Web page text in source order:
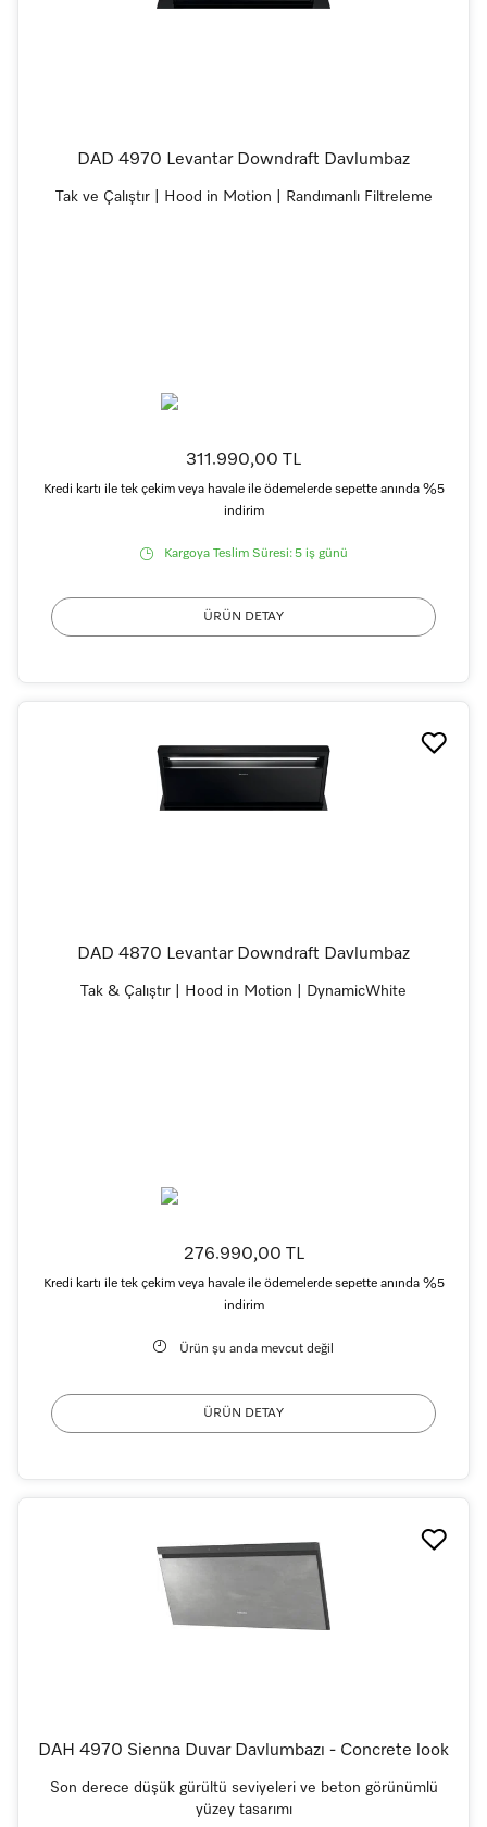
DAD 4970 Levantar Downdraft Davlumbaz
Tak ve Çalıştır | Hood in Motion | Randımanlı Filtreleme
311.990,00 TL
Kredi kartı ile tek çekim veya havale ile ödemelerde sepette anında %5
indirim
Kargoya Teslim Süresi: 5 iş günü
ÜRÜN DETAY
DAD 4870 Levantar Downdraft Davlumbaz
Tak & Çalıştır | Hood in Motion | DynamicWhite
276.990,00 TL
Kredi kartı ile tek çekim veya havale ile ödemelerde sepette anında %5
indirim
Ürün şu anda mevcut değil
ÜRÜN DETAY
DAH 4970 Sienna Duvar Davlumbazı - Concrete look
Son derece düşük gürültü seviyeleri ve beton görünümlü
yüzey tasarımı